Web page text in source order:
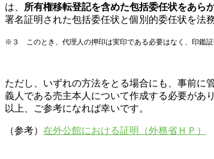
は、 所有権移転登記を含めた包括委任状をあら
署名証明された包括委任状と個別的委任状を法
※３ このとき、代理人の押印は実印である必要はなく、印鑑証
ただし、いずれの方法をとる場合にも、事前に
義人である売主本人について作成する必要があ
以上、ご参考になれば幸いです。
（参考） 在外公館における証明（外務省ＨＰ）